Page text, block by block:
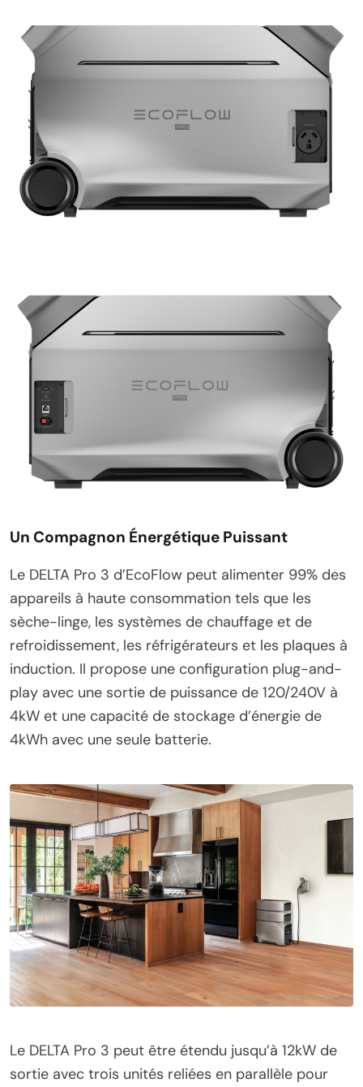
Un Compagnon Énergétique Puissant
Le DELTA Pro 3 d’EcoFlow peut alimenter 99% des
appareils à haute consommation tels que les
sèche-linge, les systèmes de chauffage et de
refroidissement, les réfrigérateurs et les plaques à
induction. Il propose une configuration plug-and-
play avec une sortie de puissance de 120/240V à
4kW et une capacité de stockage d’énergie de
4kWh avec une seule batterie.
Le DELTA Pro 3 peut être étendu jusqu’à 12kW de
sortie avec trois unités reliées en parallèle pour